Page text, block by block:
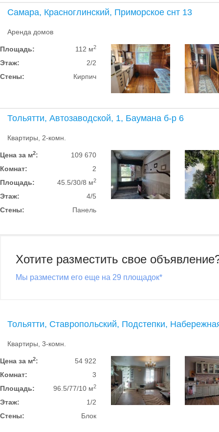
Самара, Красноглинский, Приморское снт 13
Аренда домов
Площадь: 112 м2
Этаж:
2/2
Стены:
Кирпич
Тольятти, Автозаводской, 1, Баумана б-р 6
Квартиры, 2-комн.
Цена за м2:
109 670
Комнат:
2
Площадь:
45.5/30/8 м2
Этаж:
4/5
Стены:
Панель
Хотите разместить свое
Мы разместим его еще на 29 площадок*
Тольятти, Ставропольский, Подстепки,
Квартиры, 3-комн.
Цена за м2:
54 922
Комнат:
3
Площадь:
96.5/77/10 м2
Этаж:
1/2
Стены:
Блок